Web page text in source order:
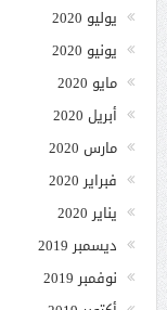
يوليو 2020
يونيو 2020
مايو 2020
أبريل 2020
مارس 2020
فبراير 2020
يناير 2020
ديسمبر 2019
نوفمبر 2019